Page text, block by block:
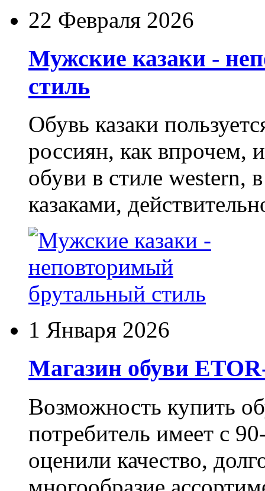
22 Февраля 2026
Мужские казаки -
стиль
Обувь казаки
россиян, как впрочем,
обуви в стиле western,
казаками,
1 Января 2026
Магазин обуви
Возможность купить
потребитель имеет с
оценили качество,